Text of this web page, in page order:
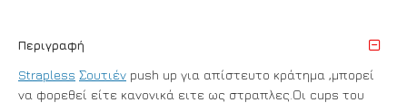
Περιγραφή
Strapless Σουτιέν push up για απίστευτο κράτημα ,μπορεί
να φορεθεί είτε κανονικά ειτε ως στραπλες.Οι cups του